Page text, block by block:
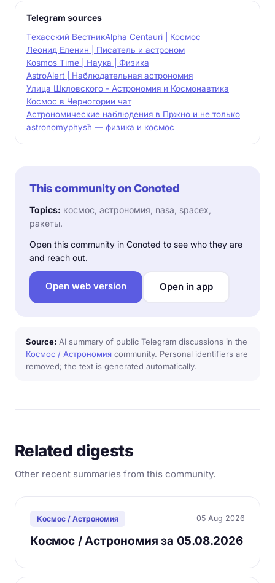
Telegram sources
Техасский ВестникAlpha Centauri | Космос
Леонид Еленин | Писатель и астроном
Kosmos Time | Наука | Физика
AstroAlert | Наблюдательная астрономия
Улица Шкловского - Астрономия и Космонавтика
Космос в Черногории чат
Астрономические наблюдения в Пржно и не только
astronomyphysħ — физика и космос
This community on Conoted
Topics: космос, астрономия, nasa, spacex,
ракеты.
Open this community in Conoted to see who they are
and reach out.
Open web version Open in app
Source: AI summary of public Telegram discussions in the
Космос / Астрономия community. Personal identifiers are
removed; the text is generated automatically.
Related digests
Other recent summaries from this community.
Космос / Астрономия 05 Aug 2026
Космос / Астрономия за 05.08.2026